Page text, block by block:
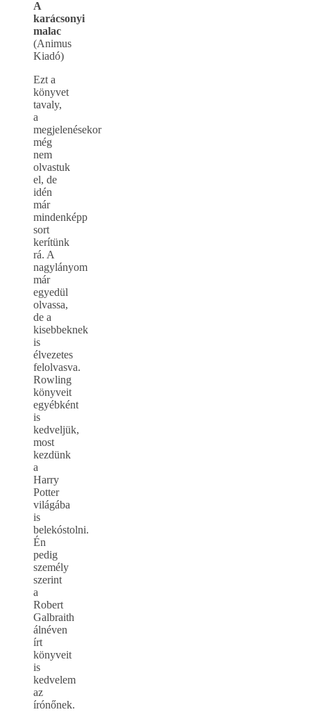
A
karácsonyi
malac
(Animus
Kiadó)
Ezt a
könyvet
tavaly,
a
megjelenésekor
még
nem
olvastuk
el, de
idén
már
mindenképp
sort
kerítünk
rá. A
nagylányom
már
egyedül
olvassa,
de a
kisebbeknek
is
élvezetes
felolvasva.
Rowling
könyveit
egyébként
is
kedveljük,
most
kezdünk
a
Harry
Potter
világába
is
belekóstolni.
Én
pedig
személy
szerint
a
Robert
Galbraith
álnéven
írt
könyveit
is
kedvelem
az
írónőnek.